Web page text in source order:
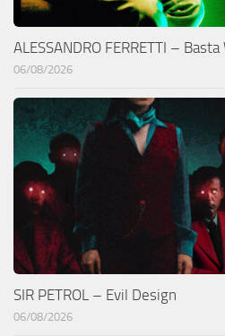
ALESSANDRO FERRETTI –
06/08/2026
SIR PETROL – Evil Design
06/08/2026